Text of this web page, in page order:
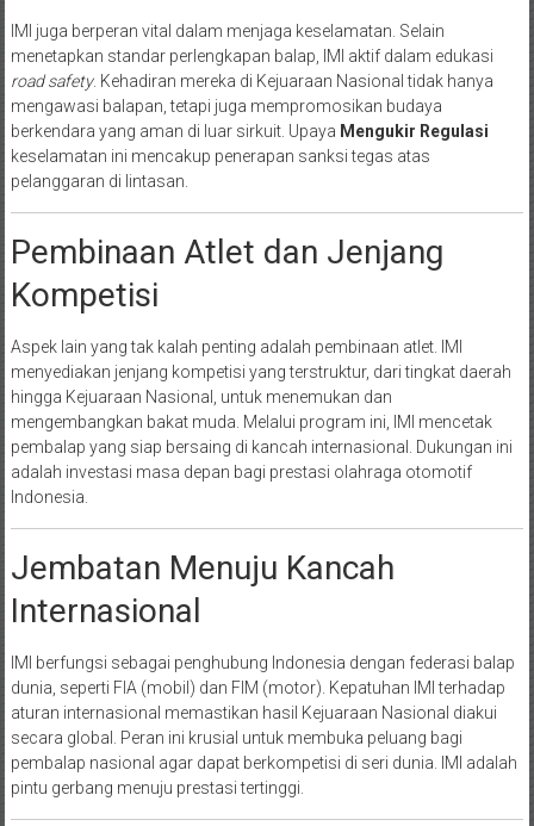
IMI juga berperan vital dalam menjaga keselamatan. Selain
menetapkan standar perlengkapan balap, IMI aktif dalam edukasi
road safety. Kehadiran mereka di Kejuaraan Nasional tidak hanya
mengawasi balapan, tetapi juga mempromosikan budaya
berkendara yang aman di luar sirkuit. Upaya Mengukir Regulasi
keselamatan ini mencakup penerapan sanksi tegas atas
pelanggaran di lintasan.
Pembinaan Atlet dan Jenjang
Kompetisi
Aspek lain yang tak kalah penting adalah pembinaan atlet. IMI
menyediakan jenjang kompetisi yang terstruktur, dari tingkat daerah
hingga Kejuaraan Nasional, untuk menemukan dan
mengembangkan bakat muda. Melalui program ini, IMI mencetak
pembalap yang siap bersaing di kancah internasional. Dukungan ini
adalah investasi masa depan bagi prestasi olahraga otomotif
Indonesia.
Jembatan Menuju Kancah
Internasional
IMI berfungsi sebagai penghubung Indonesia dengan federasi balap
dunia, seperti FIA (mobil) dan FIM (motor). Kepatuhan IMI terhadap
aturan internasional memastikan hasil Kejuaraan Nasional diakui
secara global. Peran ini krusial untuk membuka peluang bagi
pembalap nasional agar dapat berkompetisi di seri dunia. IMI adalah
pintu gerbang menuju prestasi tertinggi.